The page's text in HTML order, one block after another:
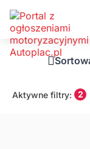
Aktywne filtry: 2